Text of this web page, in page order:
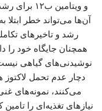
و ویتامین
آن‌ها می‌تواند خطر ابتلا
رشد و تاخیرهای
همچنان جایگاه خود را
نوشیدنی‌های گیاهی
دچار عدم تحمل لاکتوز
می‌کنند، نمونه‌های
نیازهای تغذیه‌ای را